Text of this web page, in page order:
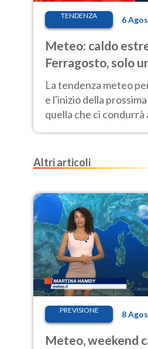
TENDENZA 6
Meteo: caldo
Ferragosto, solo
pausa. Ecco dove
La tendenza meteo
e l'inizio della
quella che ci condurrà
Ferragosto, vede
Altri articoli
PREVISIONE 8
Meteo, weekend